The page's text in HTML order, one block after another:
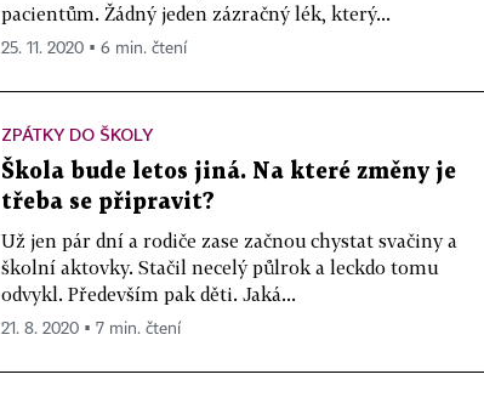
pacientům. Žádný jeden zázračný lék, který...
25. 11. 2020 ▪ 6 min. čtení
ZPÁTKY DO ŠKOLY
Škola bude letos jiná. Na které změny je
třeba se připravit?
Už jen pár dní a rodiče zase začnou chystat svačiny a
školní aktovky. Stačil necelý půlrok a leckdo tomu
odvykl. Především pak děti. Jaká...
21. 8. 2020 ▪ 7 min. čtení